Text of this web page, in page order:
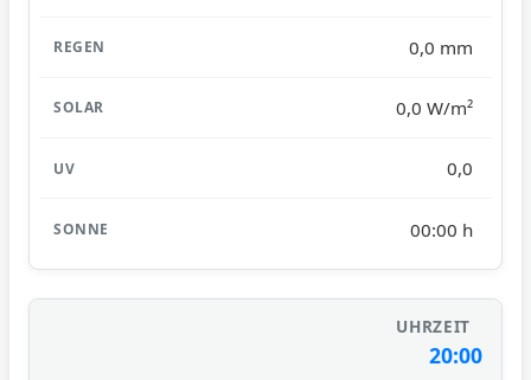
0,0 mm
0,0 W/m²
0,0
00:00 h
20:00